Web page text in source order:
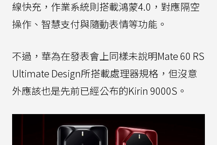
線快充，作業系統則搭載鴻蒙4.0，對應隔空
操作、智慧支付與隨動表情等功能。
不過，華為在發表會上同樣未說明Mate 60 RS
Ultimate Design所搭載處理器規格，但沒意
外應該也是先前已經公布的Kirin 9000S。